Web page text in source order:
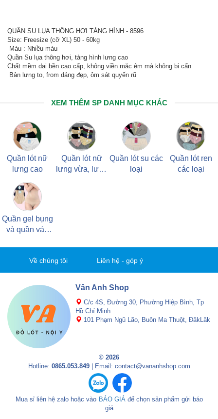
QUẦN SU LỤA THÔNG HƠI TÀNG HÌNH - 8596
Size: Freesize (cỡ XL) 50 - 60kg
Màu : Nhiều màu
Quần Su lụa thông hơi, tàng hình lưng cao
Chất mềm dai bền cao cấp, không viền mặc êm mà không bị cấn
Bản lưng to, from dáng đẹp, ôm sát quyến rũ
XEM THÊM SP DANH MỤC KHÁC
Quần lót nữ
lưng cao
Quần lót nữ
lưng vừa, lưng
Quần lót su các
loại
Quần lót ren
các loại
Quần gel bụng
và quần váy
Về chúng tôi Liên hệ - góp ý
Vân Anh Shop
C/c 4S, Đường 30, Phường Hiệp Bình, Tp
Hồ Chí Minh
101 Phạm Ngũ Lão, Buôn Ma Thuột, ĐăkLăk
© 2026
Hotline: 0865.053.849| Email: contact@vananhshop.com
Mua sỉ liên hệ zalo hoặc vào BÁO GIÁ để chọn sản phẩm gửi báo
giá